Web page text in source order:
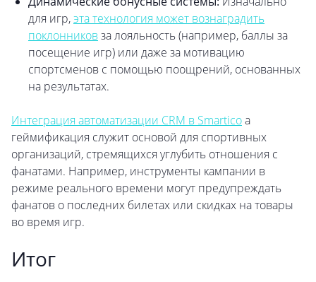
для игр,эта технология может вознаградить
поклонниковза лояльность (например, баллы за
посещение игр) или даже за мотивацию
спортсменов с помощью поощрений, основанных
на результатах.
Интеграция автоматизации CRM в Smarticoа
геймификация служит основой для спортивных
организаций, стремящихся углубить отношения с
фанатами. Например, инструменты кампании в
режиме реального времени могут предупреждать
фанатов о последних билетах или скидках на товары
во время игр.
Итог